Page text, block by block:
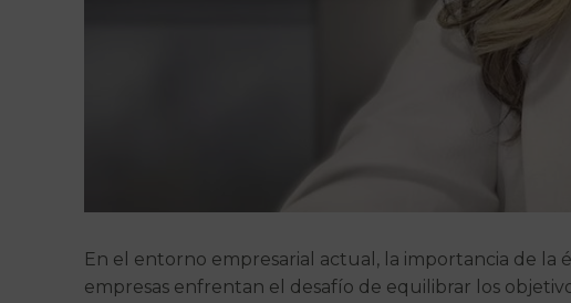
En el entorno empresarial actual, la importancia de
empresas enfrentan el desafío de equilibrar los